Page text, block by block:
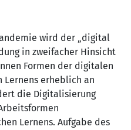
wird der „digital
in zweifacher Hinsicht
Formen der digitalen
Lernens erheblich an
die Digitalisierung
Lernens. Aufgabe des